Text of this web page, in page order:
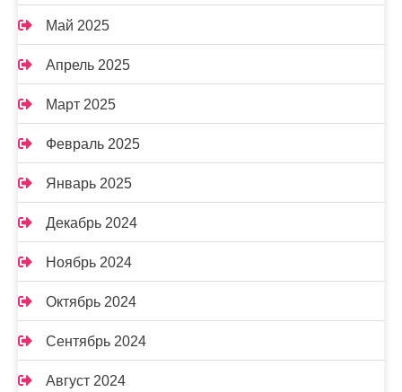
Май 2025
Апрель 2025
Март 2025
Февраль 2025
Январь 2025
Декабрь 2024
Ноябрь 2024
Октябрь 2024
Сентябрь 2024
Август 2024